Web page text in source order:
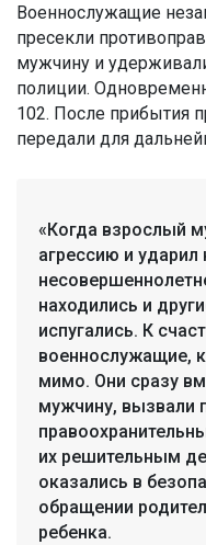
Военнослужащие
пресекли
мужчину и
полиции.
102. После прибытия
передали для
«Когда взрослый
агрессию и ударил
находились и
испугались. К
военнослужащие,
мимо. Они сразу
мужчину, вызвали
их решительным
оказались в
обращении
ребенка.